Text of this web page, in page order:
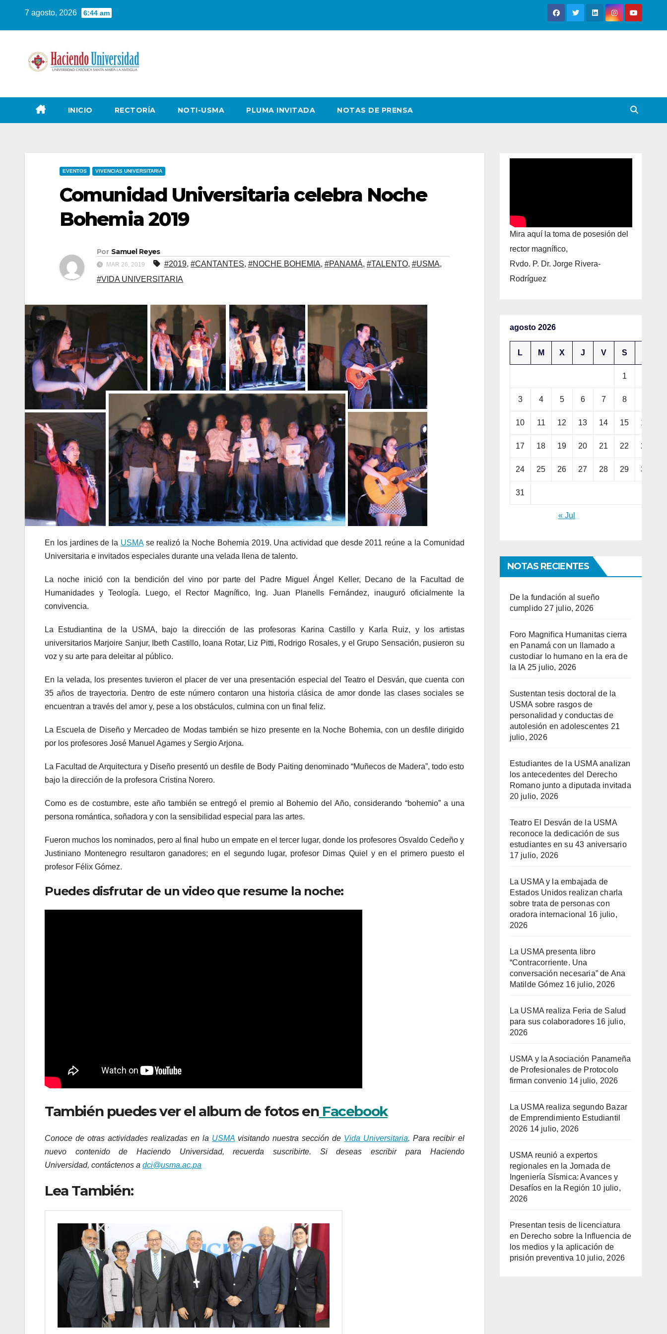
7 agosto, 2026 6:44 am
INICIO RECTORÍA NOTI-USMA PLUMA INVITADA NOTAS DE PRENSA
EVENTOS VIVENCIAS UNIVERSITARIA
Comunidad Universitaria celebra Noche
Bohemia 2019
Por Samuel Reyes
MAR 26, 2019 #2019, #CANTANTES, #NOCHE BOHEMIA, #PANAMÁ, #TALENTO, #USMA,
#VIDA UNIVERSITARIA
En los jardines de la USMAse realizó la Noche Bohemia 2019. Una actividad que desde 2011 reúne a la Comunidad
Universitaria e invitados especiales durante una velada llena de talento.
La noche inició con la bendición del vino por parte del Padre Miguel Ángel Keller, Decano de la Facultad de
Humanidades y Teología. Luego, el Rector Magnífico, Ing. Juan Planells Fernández, inauguró oficialmente la
convivencia.
La Estudiantina de la USMA, bajo la dirección de las profesoras Karina Castillo y Karla Ruiz, y los artistas
universitarios Marjoire Sanjur, Ibeth Castillo, Ioana Rotar, Liz Pitti, Rodrigo Rosales, y el Grupo Sensación, pusieron su
voz y su arte para deleitar al público.
En la velada, los presentes tuvieron el placer de ver una presentación especial del Teatro el Desván, que cuenta con
35 años de trayectoria. Dentro de este número contaron una historia clásica de amor donde las clases sociales se
encuentran a través del amor y, pese a los obstáculos, culmina con un final feliz.
La Escuela de Diseño y Mercadeo de Modas también se hizo presente en la Noche Bohemia, con un desfile dirigido
por los profesores José Manuel Agames y Sergio Arjona.
La Facultad de Arquitectura y Diseño presentó un desfile de Body Paiting denominado “Muñecos de Madera”, todo esto
bajo la dirección de la profesora Cristina Norero.
Como es de costumbre, este año también se entregó el premio al Bohemio del Año, considerando “bohemio” a una
persona romántica, soñadora y con la sensibilidad especial para las artes.
Fueron muchos los nominados, pero al final hubo un empate en el tercer lugar, donde los profesores Osvaldo Cedeño y
Justiniano Montenegro resultaron ganadores; en el segundo lugar, profesor Dimas Quiel y en el primero puesto el
profesor Félix Gómez.
Puedes disfrutar de un video que resume la noche:
También puedes ver el album de fotos enFacebook
Conoce de otras actividades realizadas en la USMA visitando nuestra sección de Vida Universitaria. Para recibir el
nuevo contenido de Haciendo Universidad, recuerda suscribirte. Si deseas escribir para Haciendo
Universidad, contáctenos a dci@usma.ac.pa
Lea También:
Mira aquí la toma de posesión del
rector magnífico,
Rvdo. P. Dr. Jorge Rivera-
Rodríguez
agosto 2026
L M X J V S
1
3 4 5 6 7 8
10 11 12 13 14 15 16
17 18 19 20 21 22 23
24 25 26 27 28 29 30
31
« Jul
NOTAS RECIENTES
De la fundación al sueño
cumplido 27 julio, 2026
Foro Magnifica Humanitas cierra
en Panamá con un llamado a
custodiar lo humano en la era de
la IA 25 julio, 2026
Sustentan tesis doctoral de la
USMA sobre rasgos de
personalidad y conductas de
autolesión en adolescentes 21
julio, 2026
Estudiantes de la USMA analizan
los antecedentes del Derecho
Romano junto a diputada invitada
20 julio, 2026
Teatro El Desván de la USMA
reconoce la dedicación de sus
estudiantes en su 43 aniversario
17 julio, 2026
La USMA y la embajada de
Estados Unidos realizan charla
sobre trata de personas con
oradora internacional
16 julio,
2026
La USMA presenta libro
“Contracorriente. Una
conversación necesaria” de Ana
Matilde Gómez 16 julio, 2026
La USMA realiza Feria de Salud
para sus colaboradores 16 julio,
2026
USMA y la Asociación Panameña
de Profesionales de Protocolo
firman convenio 14 julio, 2026
La USMA realiza segundo Bazar
de Emprendimiento Estudiantil
2026 14 julio, 2026
USMA reunió a expertos
regionales en la Jornada de
Ingeniería Sísmica: Avances y
Desafíos en la Región 10 julio,
2026
Presentan tesis de licenciatura
en Derecho sobre la Influencia de
los medios y la aplicación de
prisión preventiva 10 julio, 2026